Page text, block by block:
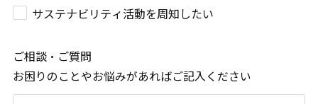
サステナビリティ活動を周知したい
ご相談・ご質問
お困りのことやお悩みがあればご記入ください